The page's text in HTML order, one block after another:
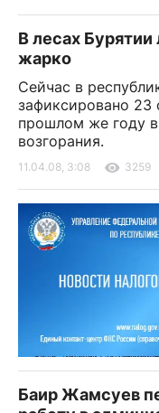
В лесах
жарко
Сейчас в
зафиксировано 23
прошлом же году
возгорания.
11.04.08, 3:08 3259
Баир Жамсуев